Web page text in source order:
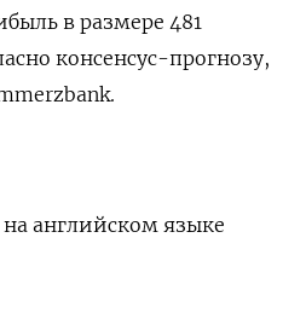
в размере 481
консенсус-прогнозу,
английском языке